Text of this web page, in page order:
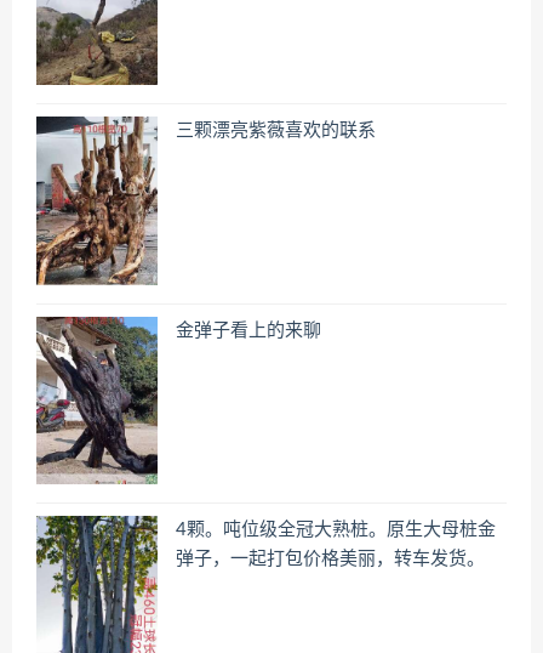
三颗漂亮紫薇喜欢的联系
金弹子看上的来聊
4颗。吨位级全冠大熟桩。原生大母桩金
弹子，一起打包价格美丽，转车发货。